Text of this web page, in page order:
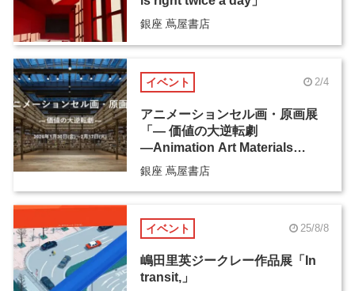
銀座 蔦屋書店
イベント 2/4
アニメーションセル画・原画展
「― 価値の大逆転劇
―Animation Art Materials
Exhibition」
銀座 蔦屋書店
イベント 25/8/8
嶋田里英ジークレー作品展「In
transit,」